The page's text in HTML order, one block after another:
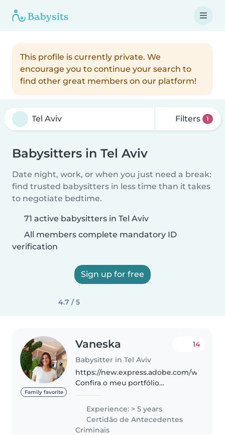
This profile is currently private. We
encourage you to continue your search to
find other great members on our platform!
Filters 1
Babysitters in Tel Aviv
Date night, work, or when you just need a break:
find trusted babysitters in less time than it takes
to negotiate bedtime.
71 active babysitters in Tel Aviv
All members complete mandatory ID
verification
Sign up for free
4.7 / 5
Family favorite
Vaneska
Babysitter in Tel Aviv
14
https://new.express.adobe.com/
Confira o meu portfólio
Support – Trusted Care for Your
Home Hello! My name is
Vaneska, I am..
Experience: > 5 years
Certidão de Antecedentes
Criminais